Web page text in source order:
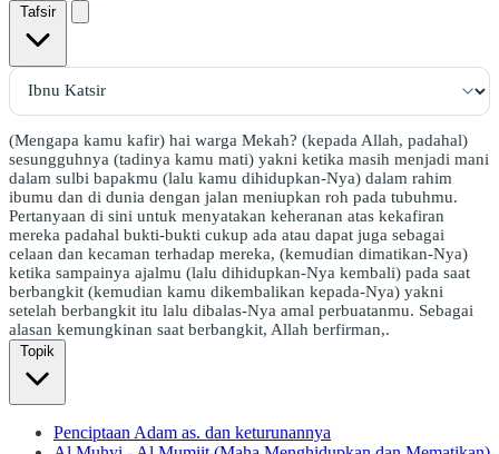
Tafsir
(Mengapa kamu kafir) hai warga Mekah? (kepada Allah, padahal)
sesungguhnya (tadinya kamu mati) yakni ketika masih menjadi mani
dalam sulbi bapakmu (lalu kamu dihidupkan-Nya) dalam rahim
ibumu dan di dunia dengan jalan meniupkan roh pada tubuhmu.
Pertanyaan di sini untuk menyatakan keheranan atas kekafiran
mereka padahal bukti-bukti cukup ada atau dapat juga sebagai
celaan dan kecaman terhadap mereka, (kemudian dimatikan-Nya)
ketika sampainya ajalmu (lalu dihidupkan-Nya kembali) pada saat
berbangkit (kemudian kamu dikembalikan kepada-Nya) yakni
setelah berbangkit itu lalu dibalas-Nya amal perbuatanmu. Sebagai
alasan kemungkinan saat berbangkit, Allah berfirman,.
Topik
Penciptaan Adam as. dan keturunannya